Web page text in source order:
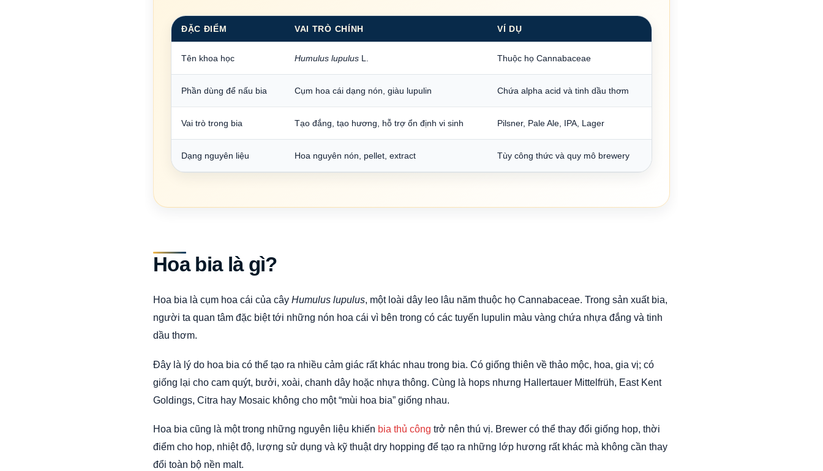
ĐẶC ĐIỂM VAI TRÒ CHÍNH VÍ DỤ
Tên khoa học Humulus lupulus L. Thuộc họ Cannabaceae
Phần dùng để nấu bia Cụm hoa cái dạng nón, giàu lupulin Chứa alpha acid và tinh dầu thơm
Vai trò trong bia Tạo đắng, tạo hương, hỗ trợ ổn định vi sinh Pilsner, Pale Ale, IPA, Lager
Dạng nguyên liệu Hoa nguyên nón, pellet, extract Tùy công thức và quy mô brewery
Hoa bia là gì?
Hoa bia là cụm hoa cái của cây Humulus lupulus, một loài dây leo lâu năm thuộc họ Cannabaceae. Trong sản xuất bia,
người ta quan tâm đặc biệt tới những nón hoa cái vì bên trong có các tuyến lupulin màu vàng chứa nhựa đắng và tinh
dầu thơm.
Đây là lý do hoa bia có thể tạo ra nhiều cảm giác rất khác nhau trong bia. Có giống thiên về thảo mộc, hoa, gia vị; có
giống lại cho cam quýt, bưởi, xoài, chanh dây hoặc nhựa thông. Cùng là hops nhưng Hallertauer Mittelfrüh, East Kent
Goldings, Citra hay Mosaic không cho một “mùi hoa bia” giống nhau.
Hoa bia cũng là một trong những nguyên liệu khiến bia thủ công trở nên thú vị. Brewer có thể thay đổi giống hop, thời
điểm cho hop, nhiệt độ, lượng sử dụng và kỹ thuật dry hopping để tạo ra những lớp hương rất khác mà không cần thay
đổi toàn bộ nền malt.